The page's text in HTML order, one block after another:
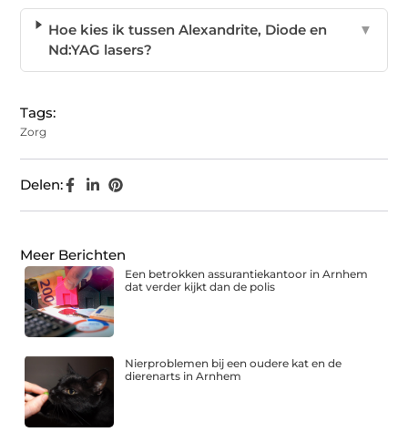
Hoe kies ik tussen Alexandrite, Diode en
Nd:YAG lasers?
▼
Tags:
Zorg
Delen:
Meer Berichten
Een betrokken assurantiekantoor in Arnhem
dat verder kijkt dan de polis
Nierproblemen bij een oudere kat en de
dierenarts in Arnhem